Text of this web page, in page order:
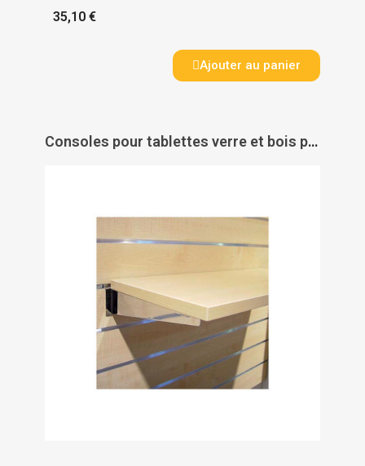
35,10 €
Ajouter au panier
Consoles pour tablettes verre et bois pour panneaux rainurés - PAS DE MARQUE